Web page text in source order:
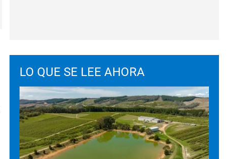
LO QUE SE LEE AHORA